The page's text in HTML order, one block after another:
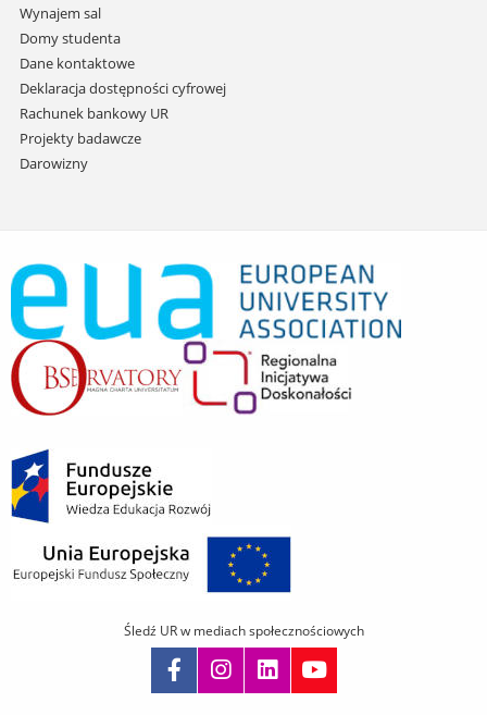
Wynajem sal
Domy studenta
Dane kontaktowe
Deklaracja dostępności cyfrowej
Rachunek bankowy UR
Projekty badawcze
Darowizny
Śledź UR w mediach społecznościowych